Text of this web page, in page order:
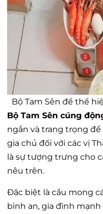
Bộ Tam Sên để thể
Bộ Tam Sên cúng
ngắn và trang trọng
gia chủ đối với các vị
là sự tượng trưng cho
nêu trên.
Đặc biệt là cầu mong
bình an, gia đình